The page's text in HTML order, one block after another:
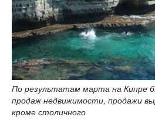
По результатам марта на Кипре
продаж недвижимости, продажи
кроме столичного